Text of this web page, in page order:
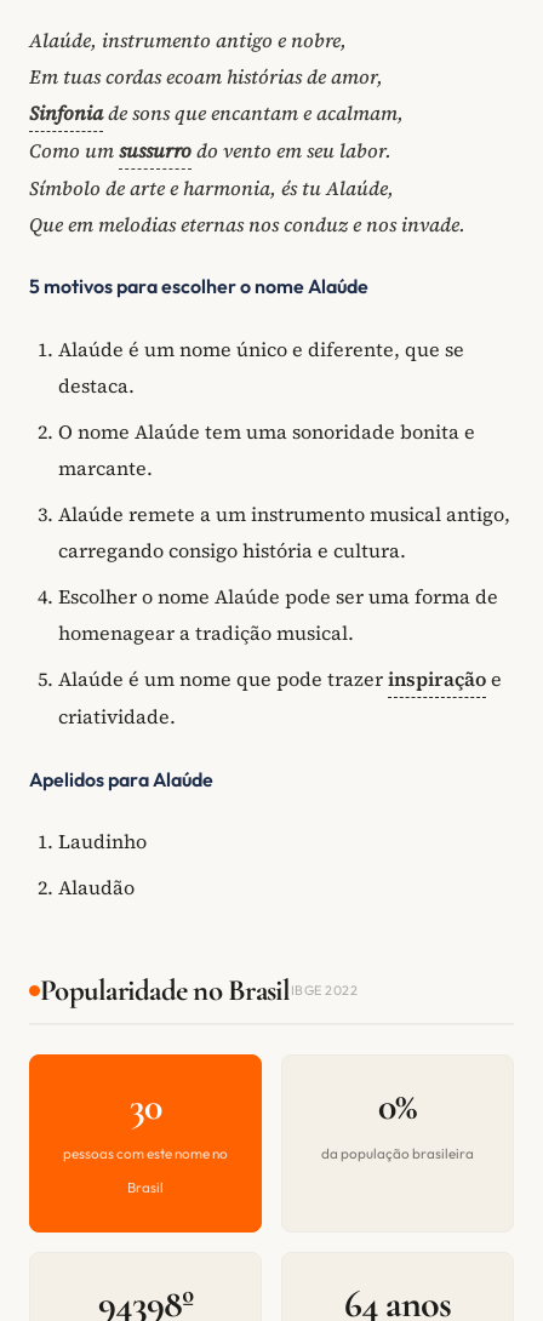
Alaúde, instrumento antigo e nobre,
Em tuas cordas ecoam histórias de amor,
Sinfoniade sons que encantam e acalmam,
Como umsussurrodo vento em seu labor.
Símbolo de arte e harmonia, és tu Alaúde,
Que em melodias eternas nos conduz e nos invade.
5 motivos para escolher o nome Alaúde
Alaúde é um nome único e diferente, que se
destaca.
O nome Alaúde tem uma sonoridade bonita e
marcante.
Alaúde remete a um instrumento musical antigo,
carregando consigo história e cultura.
Escolher o nome Alaúde pode ser uma forma de
homenagear a tradição musical.
Alaúde é um nome que pode trazerinspiraçãoe
criatividade.
Apelidos para Alaúde
Laudinho
Alaudão
Popularidade no BrasilIBGE 2022
30
pessoas com este nome no
Brasil
0%
da população brasileira
94398º 64 anos